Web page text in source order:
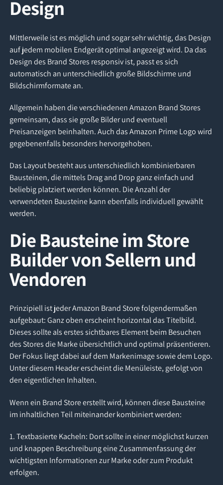
Design
Mittlerweile ist es möglich und sogar sehr wichtig, das Design
auf jedem mobilen Endgerät optimal angezeigt wird. Da das
Design des Brand Stores responsiv ist, passt es sich
automatisch an unterschiedlich große Bildschirme und
Bildschirmformate an.
Allgemein haben die verschiedenen Amazon Brand Stores
gemeinsam, dass sie große Bilder und eventuell
Preisanzeigen beinhalten. Auch das Amazon Prime Logo wird
gegebenenfalls besonders hervorgehoben.
Das Layout besteht aus unterschiedlich kombinierbaren
Bausteinen, die mittels Drag and Drop ganz einfach und
beliebig platziert werden können. Die Anzahl der
verwendeten Bausteine kann ebenfalls individuell gewählt
werden.
Die Bausteine im Store
Builder von Sellern und
Vendoren
Prinzipiell ist jeder Amazon Brand Store folgendermaßen
aufgebaut: Ganz oben erscheint horizontal das Titelbild.
Dieses sollte als erstes sichtbares Element beim Besuchen
des Stores die Marke übersichtlich und optimal präsentieren.
Der Fokus liegt dabei auf dem Markenimage sowie dem Logo.
Unter diesem Header erscheint die Menüleiste, gefolgt von
den eigentlichen Inhalten.
Wenn ein Brand Store erstellt wird, können diese Bausteine
im inhaltlichen Teil miteinander kombiniert werden:
1. Textbasierte Kacheln: Dort sollte in einer möglichst kurzen
und knappen Beschreibung eine Zusammenfassung der
wichtigsten Informationen zur Marke oder zum Produkt
erfolgen.